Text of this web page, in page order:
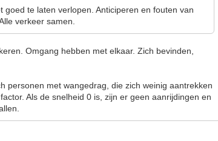
te laten verlopen. Anticiperen en fouten van
verkeer samen.
Omgang hebben met elkaar. Zich bevinden,
personen met wangedrag, die zich weinig aantrekken
Als de snelheid 0 is, zijn er geen aanrijdingen en